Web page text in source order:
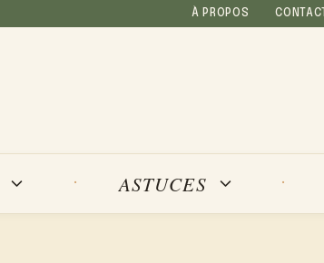
À PROPOS CONTACT
ASTUCES